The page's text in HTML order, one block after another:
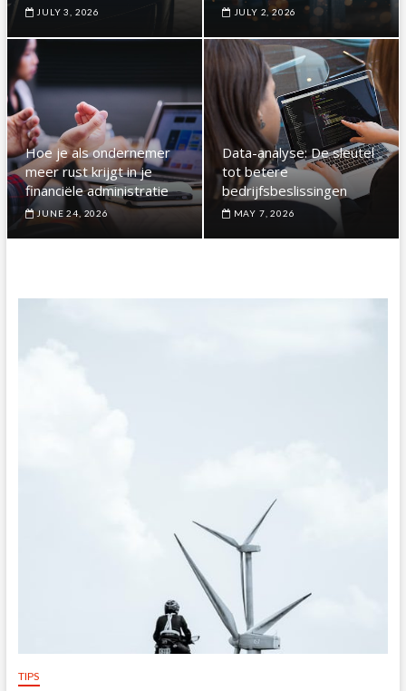
JULY 3, 2026 JULY 2, 2026
Hoe je als ondernemer
meer rust krijgt in je
financiële administratie
JUNE 24, 2026
Data-analyse: De sleutel
tot betere
bedrijfsbeslissingen
MAY 7, 2026
TIPS